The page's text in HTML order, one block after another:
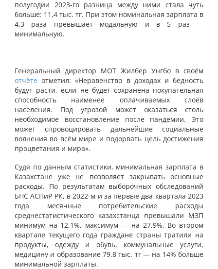
полугодии 2023-го разница между ними стала чуть
больше: 11,4 тыс. тг. При этом номинальная зарплата в
4,3 раза превышает модальную и в 5 раз —
минимальную.
Генеральный директор МОТ Жилбер Унгбо в своём
отчёте отметил: «Неравенство в доходах и бедность
будут расти, если не будет сохранена покупательная
способность наименее оплачиваемых слоёв
населения. Под угрозой может оказаться столь
необходимое восстановление после пандемии. Это
может спровоцировать дальнейшие социальные
волнения во всём мире и подорвать цель достижения
процветания и мира».
Судя по данным статистики, минимальная зарплата в
Казахстане уже не позволяет закрывать основные
расходы. По результатам выборочных обследований
БНС АСПиР РК, в 2022-м и за первые два квартала 2023
года месячные потребительские расходы
среднестатистического казахстанца превышали МЗП
минимум на 12,1%, максимум — на 27,9%. Во втором
квартале текущего года граждане страны тратили на
продукты, одежду и обувь, коммунальные услуги,
медицину и образование 79,8 тыс. тг — на 14% больше
минимальной зарплаты.